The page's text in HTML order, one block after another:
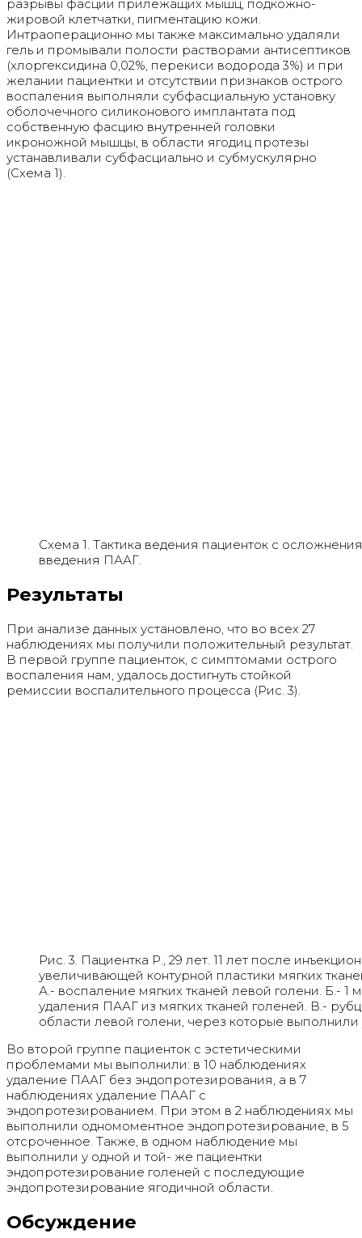
разрывы фасции прилежащих мышц, подкожно-
жировой клетчатки, пигментацию кожи.
Интраоперационно мы также максимально удаляли
гель и промывали полости растворами антисептиков
(хлоргексидина 0,02%, перекиси водорода 3%) и при
желании пациентки и отсутствии признаков острого
воспаления выполняли субфасциальную установку
оболочечного силиконового имплантата под
собственную фасцию внутренней головки
икроножной мышцы, в области ягодиц протезы
устанавливали субфасциально и субмускулярно
(Схема 1).
Схема 1. Тактика ведения пациенток с
введения ПААГ.
Результаты
При анализе данных установлено, что во всех 27
наблюдениях мы получили положительный результат.
В первой группе пациенток, с симптомами острого
воспаления нам, удалось достигнуть стойкой
ремиссии воспалительного процесса (Рис. 3).
Рис. 3. Пациентка Р., 29 лет. 11 лет после
увеличивающей контурной пластики мягких
А.- воспаление мягких тканей левой голени. Б.- 1
удаления ПААГ из мягких тканей голеней. В.-
области левой голени, через которые
Во второй группе пациенток с эстетическими
проблемами мы выполнили: в 10 наблюдениях
удаление ПААГ без эндопротезирования, а в 7
наблюдениях удаление ПААГ с
эндопротезированием. При этом в 2 наблюдениях мы
выполнили одномоментное эндопротезирование, в 5
отсроченное. Также, в одном наблюдение мы
выполнили у одной и той- же пациентки
эндопротезирование голеней с последующие
эндопротезирование ягодичной области.
Обсуждение